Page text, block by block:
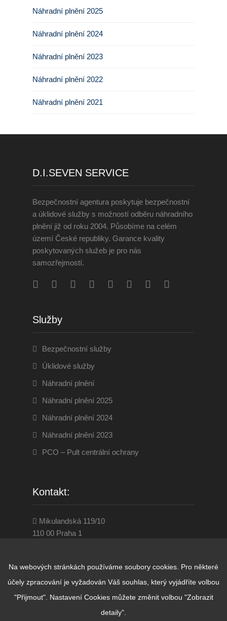
Náhradní plnění 2025
Náhradní plnění 2024
Náhradní plnění 2023
Náhradní plnění 2022
Náhradní plnění 2021
D.I.SEVEN SERVICE
Bezpečnostní agentura poskytuje bezpečnostní
a úklidové služby s možností odběru náhradního
plnění již od roku 2004. Působíme na celém
území České republiky. Garance kvality
poskytovaných služeb je pro nás
samozřejmostí.
Služby
Bezpečnostní služby
Úklidové služby
Náhradní plnění
Náhradní plnění 2025
Náhradní plnění 2024
Náhradní plnění 2023
PCO – Pult centrální ochrany
Kontakt:
Mikulandská 119/10
110 00 Praha 1
praha@diseven.cz
Na webových stránkách používáme soubory cookies. Pro některé
účely zpracování je vyžadován Váš souhlas, který vyjádříte volbou
"Přijmout". Nastavení Cookies můžete změnit volbou "Zobrazit
detaily".